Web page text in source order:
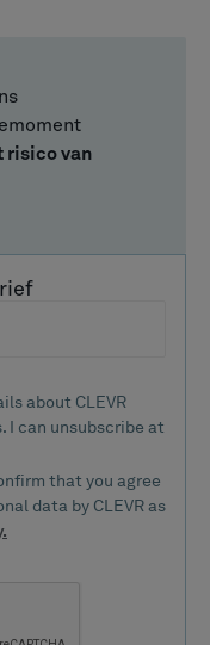
risico van